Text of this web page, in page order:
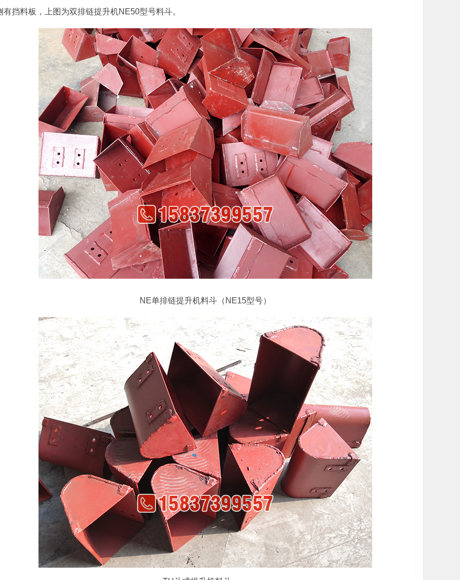
有挡料板，上图为双排链提升机NE50型号料斗。
NE单排链提升机料斗（NE15型号）